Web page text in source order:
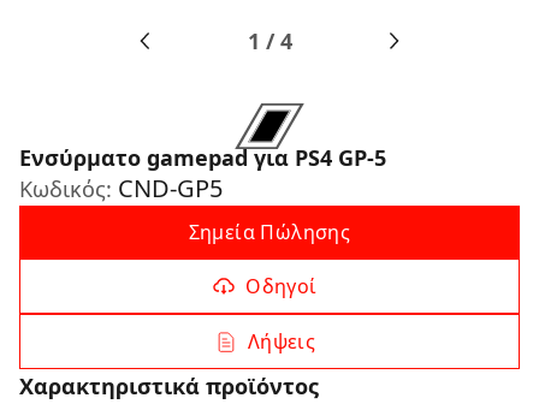
1 /4
Ενσύρματο gamepad για PS4 GP-5
Κωδικός: CND-GP5
Σημεία Πώλησης
Οδηγοί
Λήψεις
Χαρακτηριστικά προϊόντος